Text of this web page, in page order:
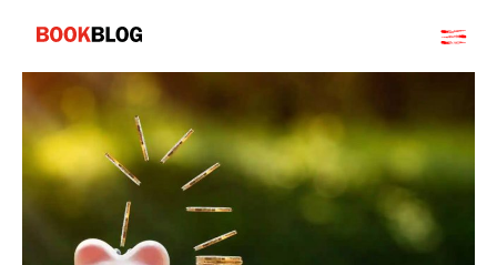
contenuto
Bookblog